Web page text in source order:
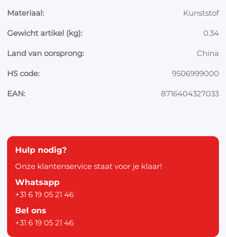
Materiaal: Kunststof
Gewicht artikel (kg): 0.34
Land van oorsprong: China
HS code: 9506999000
EAN: 8716404327033
Hulp nodig?
Onze klantenservice staat voor je klaar!
Whatsapp
+31 6 19 05 21 46
Bel ons
+31 6 19 05 21 46